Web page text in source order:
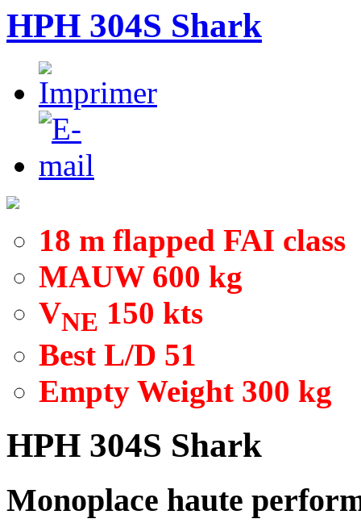
HPH 304S Shark
18 m flapped FAI class
MAUW 600 kg
VNE 150 kts
Best L/D 51
Empty Weight 300 kg
HPH 304S Shark
Monoplace haute